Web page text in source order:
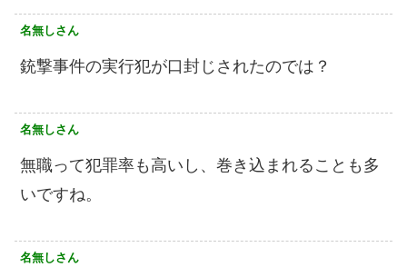
名無しさん
銃撃事件の実行犯が口封じされたのでは？
名無しさん
無職って犯罪率も高いし、巻き込まれることも多
いですね。
名無しさん